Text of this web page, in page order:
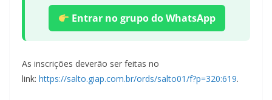
Entrar no grupo do WhatsApp
As inscrições deverão ser feitas no
link: https://salto.giap.com.br/ords/salto01/f?p=320:619.